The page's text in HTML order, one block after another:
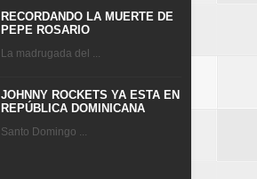
RECORDANDO LA MUERTE DE
PEPE ROSARIO
La madrugada del ...
JOHNNY ROCKETS YA ESTA EN
REPÚBLICA DOMINICANA
Santo Domingo ...